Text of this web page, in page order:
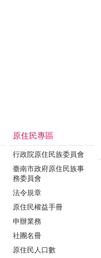
原住民專區
行政院原住民族委員會
臺南市政府原住民族事
務委員會
法令規章
原住民權益手冊
申辦業務
社團名冊
原住民人口數